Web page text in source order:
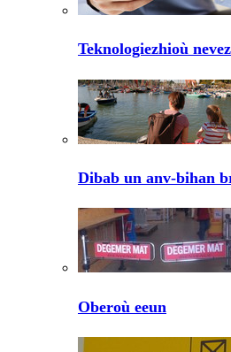
Teknologiezhioù nevez
Dibab un anv-bihan
Oberoù eeun